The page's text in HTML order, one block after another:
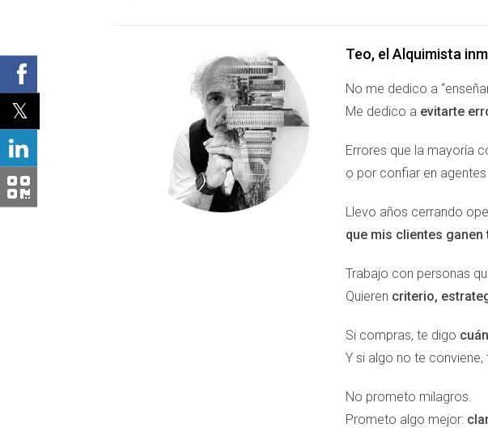
Considera la posibilidad de contratar a un gestor fiscal para
Entendiendo el Mercado Inmobiliario
El mercado inmobiliario en la Costa del Sol ha mostrado una
son especialmente codiciadas debido a su ubicación privilegiada y
tendencias actuales del mercado. Los precios han estado
más asequibles. Investigar diferentes localidades dentro de la
Estadísticas Clave
El precio medio por metro cuadrado ha aumentado un 5%
Las zonas con proyectos nuevos están viendo un aumento
Financiar tu inversión puede parecer desalentador al principio,
españoles ofrecen hipotecas a extranjeros, aunque generalmente
30% del valor total como entrada. Teo, el Alquimista inmobiliario,
mejores condiciones. Además, considera trabajar con un asesor
Teo, el Alquimista
No me dedico a
Me dedico a evitarte
Errores que la mayoría
o por confiar en
Llevo años cerrando
que mis clientes
Trabajo con personas
Quieren criterio,
Si compras, te digo
Y si algo no te
No prometo milagros.
Prometo algo mejor: